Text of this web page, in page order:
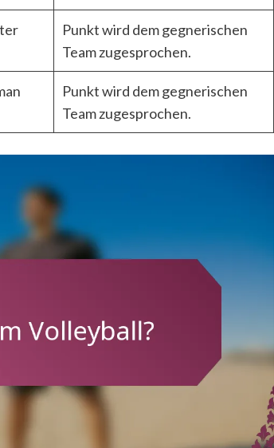
Punkt wird dem gegnerischen
Team zugesprochen.
Punkt wird dem gegnerischen
Team zugesprochen.